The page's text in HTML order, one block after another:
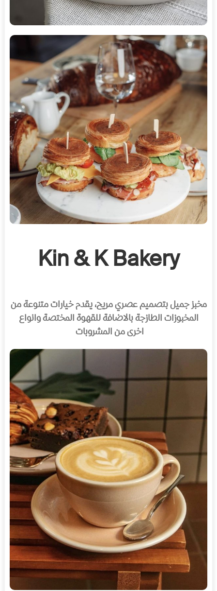
Kin & K Bakery
مخبز جميل بتصميم عصري مريح، يقدم خيارات متنوعة من
المخبوزات الطازجة بالاضافة للقهوة المختصة وانواع
اخرى من المشروبات